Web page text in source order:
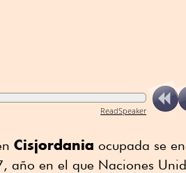
ReadSpeaker
Cisjordania ocupada se
año en el que Naciones